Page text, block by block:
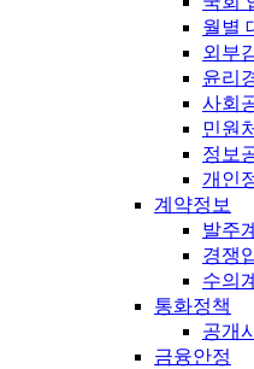
월별
외부
윤리
사회
민원
정보
개인
계약정보
발주
경쟁
수의
통화정책
공개
금융안정